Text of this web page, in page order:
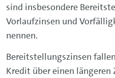
sind insbesondere
Vorlaufzinsen und
nennen.
Bereitstellungszinsen
Kredit über einen